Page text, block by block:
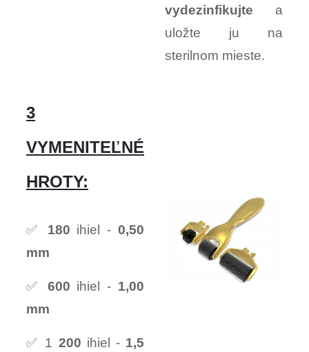
vydezinfikujte a
uložte ju na
sterilnom mieste.
3
VYMENITEĽNÉ
HROTY:
✅ 180 ihiel -0,50
mm
✅ 600 ihiel - 1,00
mm
✅ 1 200 ihiel - 1,5